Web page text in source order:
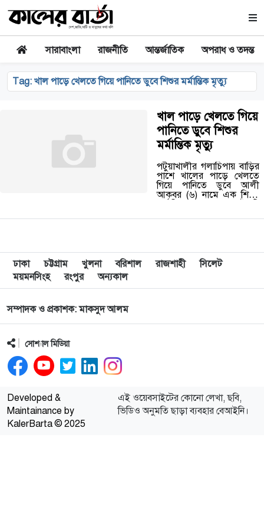
সারাবাংলা রাজনীতি আন্তর্জাতিক অপরাধ ও তদন্ত
Tag: খাল পাড়ে খেলতে গিয়ে পানিতে ডুবে শিশুর মর্মান্তিক মৃত্যু
খাল পাড়ে খেলতে গিয়ে
পানিতে ডুবে শিশুর
মর্মান্তিক মৃত্যু
পটুয়াখালীর গলাচিপায় বাড়ির
পাশে খালের পাড়ে খেলতে
গিয়ে পানিতে ডুবে আলী
আকবর (৬) নামে এক শিশুর
ঢাকা
চট্টগ্রাম খুলনা বরিশাল রাজশাহী
সিলেট
ময়মনসিংহ
রংপুর অন্যকাল
সম্পাদক ও প্রকাশক: মাকসুদ আলম
সোশ্যাল মিডিয়া
Developed &
Maintainance by
KalerBarta © 2025
এই ওয়েবসাইটের কোনো লেখা, ছবি,
ভিডিও অনুমতি ছাড়া ব্যবহার বেআইনি।